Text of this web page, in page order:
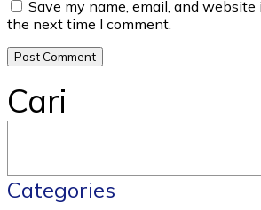
Save my name, email, and
the next time I comment.
Cari
Categories